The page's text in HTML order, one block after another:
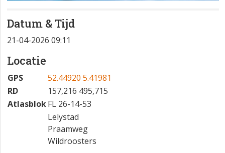
Datum & Tijd
21-04-2026 09:11
Locatie
GPS
52.44920 5.41981
RD
157,216 495,715
AtlasblokFL 26-14-53
Lelystad
Praamweg
Wildroosters